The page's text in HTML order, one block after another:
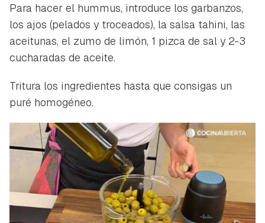
Para hacer el hummus, introduce los garbanzos,
los ajos (pelados y troceados), la salsa tahini, las
aceitunas, el zumo de limón, 1 pizca de sal y 2-3
cucharadas de aceite.
Tritura los ingredientes hasta que consigas un
puré homogéneo.